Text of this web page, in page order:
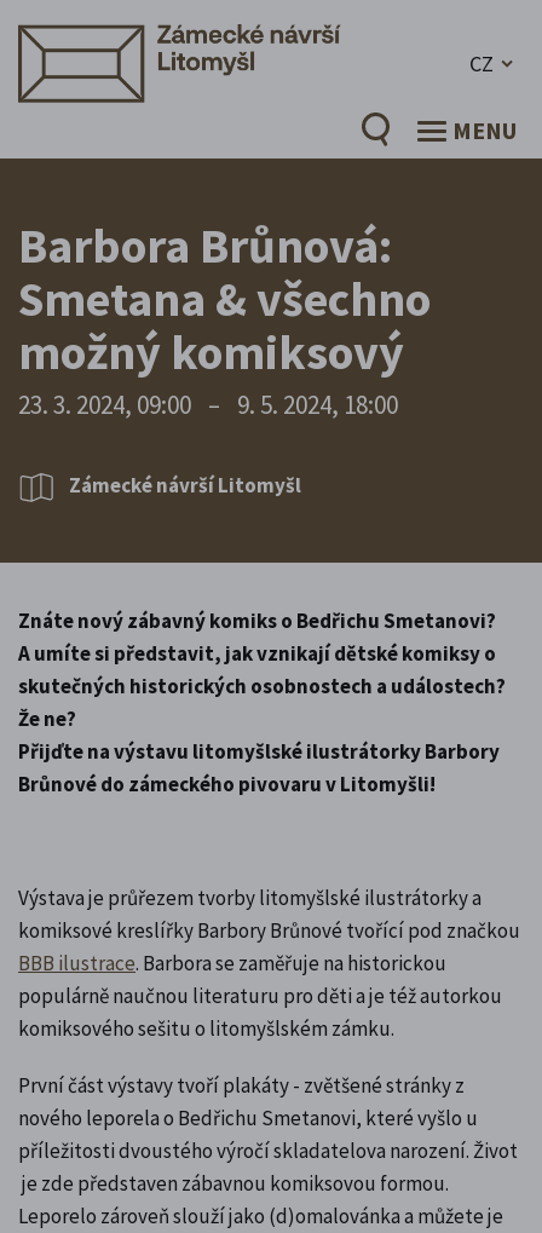
CZ
MENU
Barbora Brůnová:
Smetana & všechno
možný komiksový
23. 3. 2024, 09:00 – 9. 5. 2024, 18:00
Zámecké návrší Litomyšl
Znáte nový zábavný komiks o Bedřichu Smetanovi?
A umíte si představit, jak vznikají dětské komiksy o
skutečných historických osobnostech a událostech?
Že ne?
Přijďte na výstavu litomyšlské ilustrátorky Barbory
Brůnové do zámeckého pivovaru v Litomyšli!
Výstava je průřezem tvorby litomyšlské ilustrátorky a
komiksové kreslířky Barbory Brůnové tvořící pod značkou
BBB ilustrace. Barbora se zaměřuje na historickou
populárně naučnou literaturu pro děti a je též autorkou
komiksového sešitu o litomyšlském zámku.
První část výstavy tvoří plakáty - zvětšené stránky z
nového leporela o Bedřichu Smetanovi, které vyšlo u
příležitosti dvoustého výročí skladatelova narození. Život
je zde představen zábavnou komiksovou formou.
Leporelo zároveň slouží jako (d)omalovánka a můžete je